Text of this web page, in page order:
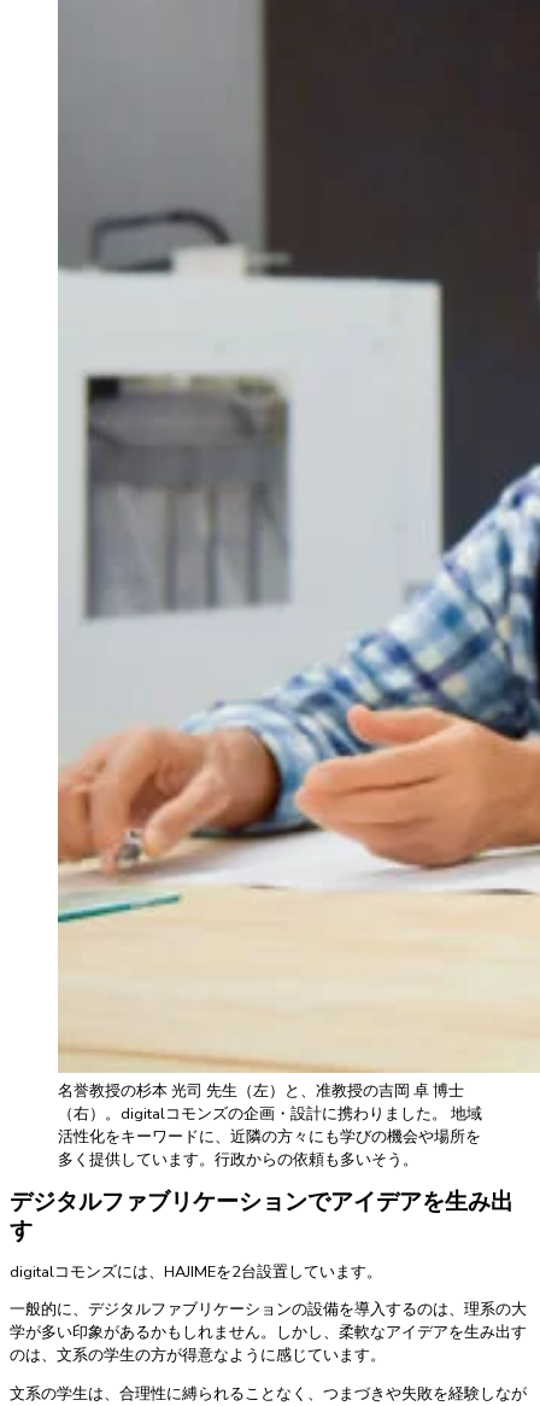
名誉教授の杉本 光司 先生（左）と、准教授の吉岡 卓 博士
（右）。digitalコモンズの企画・設計に携わりました。 地域
活性化をキーワードに、近隣の方々にも学びの機会や場所を
多く提供しています。行政からの依頼も多いそう。
デジタルファブリケーションでアイデアを生み出
す
digitalコモンズには、HAJIMEを2台設置しています。
一般的に、デジタルファブリケーションの設備を導入するのは、理系の大
学が多い印象があるかもしれません。しかし、柔軟なアイデアを生み出す
のは、文系の学生の方が得意なように感じています。
文系の学生は、合理性に縛られることなく、つまづきや失敗を経験しなが